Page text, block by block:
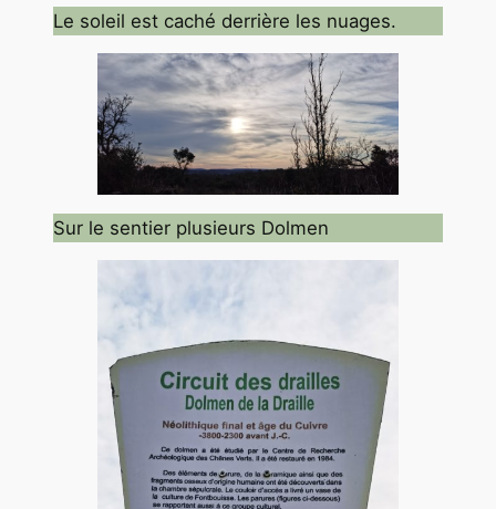
Le soleil est caché derrière les nuages.
Sur le sentier plusieurs Dolmen